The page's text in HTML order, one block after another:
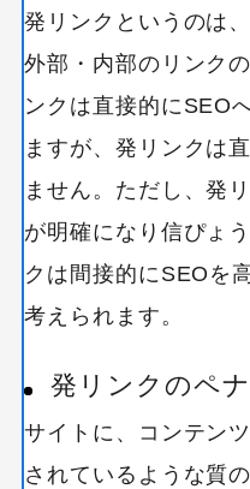
発リンクというのは
外部・内部のリンク
ンクは直接的にSEO
ますが、発リンクは
ません。ただし、発
が明確になり信ぴょ
クは間接的にSEOを
考えられます。
発リンクのペ
サイトに、コンテン
されているような質